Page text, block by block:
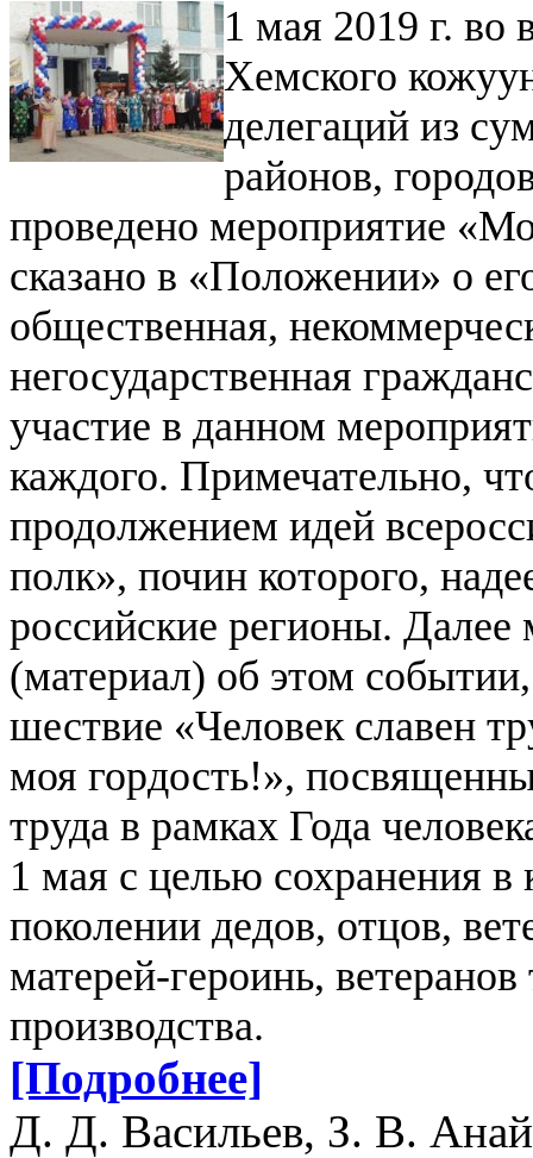
1 мая 2019 г. во
Хемского
делегаций из
районов,
проведено мероприятие
сказано в «Положении» о
общественная,
негосударственная
участие в данном
каждого. Примечательно,
продолжением идей
полк», почин которого,
российские регионы.
(материал) об этом
шествие «Человек славен
моя гордость!»,
труда в рамках Года
1 мая с целью сохранения
поколении дедов, отцов,
матерей-героинь,
производства.
[Подробнее]
Д. Д. Васильев, З. В.